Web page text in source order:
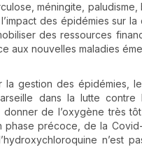
méningite,
des épidémies sur
des ressources
aux nouvelles maladies
gestion des épidémies,
dans la lutte
donner de l’oxygène très
phase précoce, de la
n’est